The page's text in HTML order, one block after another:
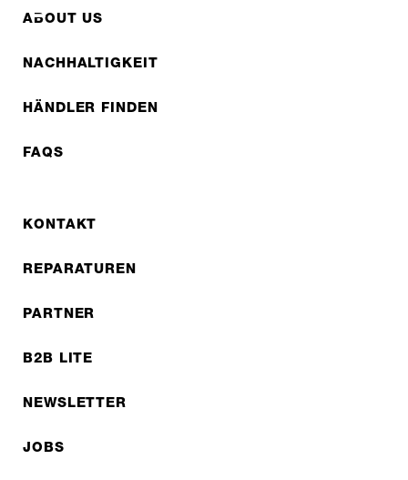
ABOUT US
NACHHALTIGKEIT
HÄNDLER FINDEN
FAQS
KONTAKT
REPARATUREN
PARTNER
B2B LITE
NEWSLETTER
JOBS